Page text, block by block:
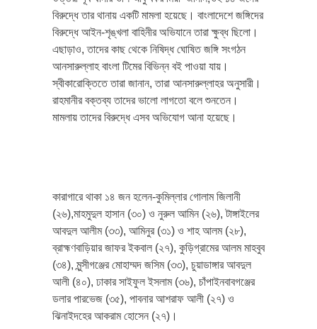
বিরুদ্ধে তার থানায় একটি মামলা হয়েছে। বাংলাদেশে জঙ্গিদের
বিরুদ্ধে আইন-শৃঙ্খলা বাহিনীর অভিযানে তারা ক্ষুব্ধ ছিলো।
এছাড়াও, তাদের কাছ থেকে নিষিদ্ধ ঘোষিত জঙ্গি সংগঠন
আনসারুল্লাহ বাংলা টিমের বিভিন্ন বই পাওয়া যায়।
স্বীকারোক্তিতে তারা জানান, তারা আনসারুল্লাহর অনুসারী।
রাহমানীর বক্তব্য তাদের ভালো লাগতো বলে শুনতেন।
মামলায় তাদের বিরুদ্ধে এসব অভিযোগ আনা হয়েছে।
কারাগারে থাকা ১৪ জন হলেন-কুমিল্লার গোলাম জিলানী
(২৬),মাহমুদুল হাসান (৩০) ও নুরুল আমিন (২৬), টাঙ্গাইলের
আবদুল আলীম (৩৩), আমিনুর (৩১) ও শাহ আলম (২৮),
ব্রাহ্মণবাড়িয়ার জাফর ইকবাল (২৭), কুড়িগ্রামের আলম মাহবুব
(৩৪), মুন্সীগঞ্জের মোহাম্মদ জসিম (৩৩), চুয়াডাঙ্গার আবদুল
আলী (৪০), ঢাকার সাইফুল ইসলাম (৩৬), চাঁপাইনবাবগঞ্জের
ডলার পারভেজ (৩৫), পাবনার আশরাফ আলী (২৭) ও
ঝিনাইদহের আকরাম হোসেন (২৭)।